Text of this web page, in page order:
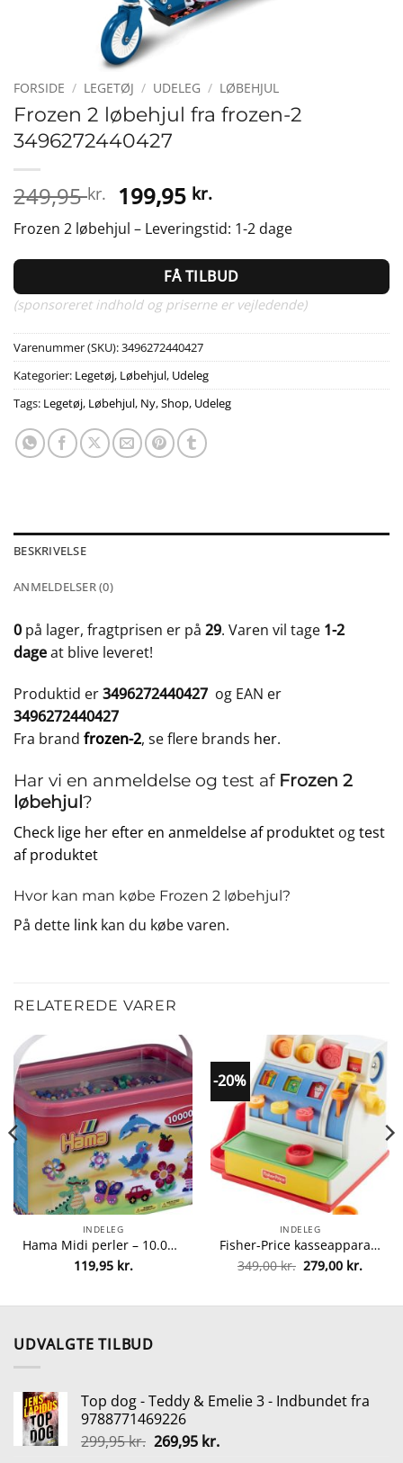
FORSIDE / LEGETØJ / UDELEG / LØBEHJUL
Frozen 2 løbehjul fra frozen-2
3496272440427
249,95kr. Den
oprindelige
pris
var:
249,95 kr..
199,95 kr.Den
aktuelle
pris
er:
199,95 kr..
Frozen 2 løbehjul – Leveringstid: 1-2 dage
FÅ TILBUD
(sponsoreret indhold og priserne er vejledende)
Varenummer (SKU):3496272440427
Kategorier: Legetøj, Løbehjul, Udeleg
Tags: Legetøj, Løbehjul, Ny,Shop, Udeleg
BESKRIVELSE
ANMELDELSER (0)
0 på lager, fragtprisen er på 29. Varen vil tage 1-2
dageat blive leveret!
Produktid er3496272440427 og EAN er
3496272440427
Fra brand frozen-2, se flere brands her.
Har vi en anmeldelse og test af Frozen 2
løbehjul?
Check lige her efter en anmeldelse af produktet ogtest
af produktet
Hvor kan man købe Frozen 2 løbehjul?
På dette link kan du købe varen.
RELATEREDE VARER
INDELEG
Hama Midi perler – 10.000 stk. fra hama 28178202002
119,95 kr.
-20%
INDELEG
Fisher-Price kasseapparat fra fisher-price 75380020443
349,00kr. Den
oprindelige
349,00 kr..
279,00 kr.
UDVALGTE TILBUD
Top dog - Teddy & Emelie 3 - Indbundet fra
9788771469226
299,95kr. Den
269,95 kr.Den